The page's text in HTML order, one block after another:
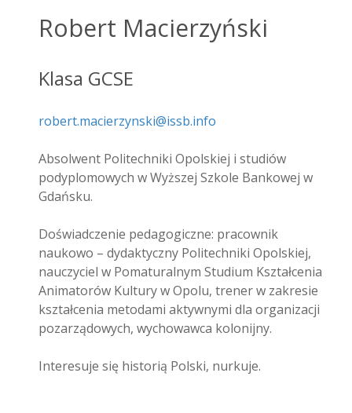
Robert Macierzyński
Klasa GCSE
robert.macierzynski@issb.info
Absolwent Politechniki Opolskiej i studiów
podyplomowych w Wyższej Szkole Bankowej w
Gdańsku.
Doświadczenie pedagogiczne: pracownik
naukowo – dydaktyczny Politechniki Opolskiej,
nauczyciel w Pomaturalnym Studium Kształcenia
Animatorów Kultury w Opolu, trener w zakresie
kształcenia metodami aktywnymi dla organizacji
pozarządowych, wychowawca kolonijny.
Interesuje się historią Polski, nurkuje.